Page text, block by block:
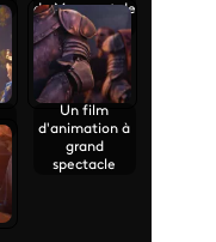
de Meaux et de
Sarry Long
Un film
d'animation à
grand
spectacle